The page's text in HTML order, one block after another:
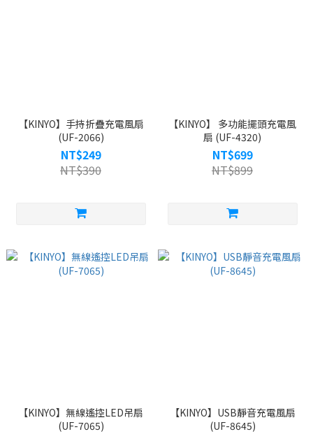
【KINYO】手持折疊充電風扇
(UF-2066)
NT$249
NT$390
【KINYO】 多功能擺頭充電風
扇 (UF-4320)
NT$699
NT$899
【KINYO】無線遙控LED吊扇
(UF-7065)
【KINYO】USB靜音充電風扇
(UF-8645)